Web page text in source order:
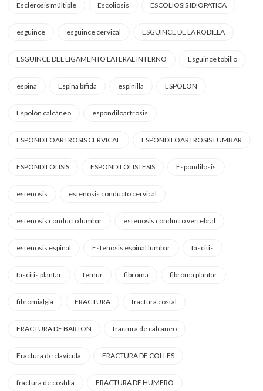
Esclerosis múltiple Escoliosis ESCOLIOSIS IDIOPATICA
esguince esguince cervical ESGUINCE DE LA RODILLA
ESGUINCE DEL LIGAMENTO LATERAL INTERNO Esguince tobillo
espina Espina bífida espinilla ESPOLON
Espolón calcáneo espondiloartrosis
ESPONDILOARTROSIS CERVICAL ESPONDILOARTROSIS LUMBAR
ESPONDILOLISIS ESPONDILOLISTESIS Espondilosis
estenosis estenosis conducto cervical
estenosis conducto lumbar estenosis conducto vertebral
estenosis espinal Estenosis espinal lumbar fascitis
fascitis plantar femur fibroma fibroma plantar
fibromialgia FRACTURA fractura costal
FRACTURA DE BARTON fractura de calcaneo
Fractura de clavícula FRACTURA DE COLLES
fractura de costilla FRACTURA DE HUMERO